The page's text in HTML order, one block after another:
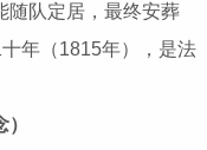
随队定居，最终安葬
年（1815年），是法